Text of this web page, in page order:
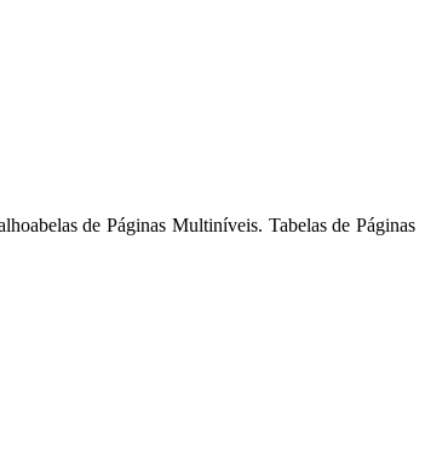
de Páginas Multiníveis. Tabelas de Páginas